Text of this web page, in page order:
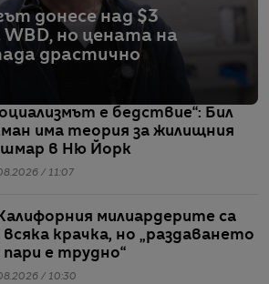
донесе над $3
WBD, но цената на
драстично
е бедствие“: Бил
има теория за жилищния
в Ню Йорк
/ 11:07
милиардерите са
всяка крачка, но „раздаването
пари е трудно“
/ 10:30